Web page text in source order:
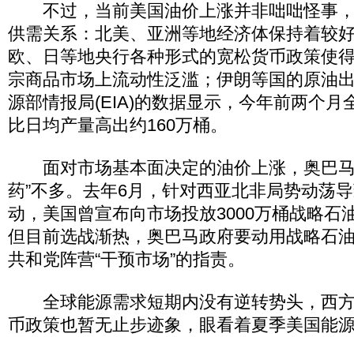
不过，当前美国油价上涨并非咄咄怪事
供需关系：北美、亚洲等地经济体保持着较
欧、日等地央行各种形式的宽松货币政策使
宗商品市场上流动性泛滥；伊朗等国的原
源部情报局(EIA)的数据显示，今年前两个月
比日均产量高出约160万桶。
面对市场基本面决定的油价上涨，奥巴马
药”不多。去年6月，针对西亚北非局势动荡
动，美国曾宣布向市场投放3000万桶战略石
但目前选战渐热，奥巴马政府要动用战略石
共和党阵营“干预市场”的指责。
全球能源需求短期内没有逆转势头，西
币政策也暂无止步迹象，眼看着夏季美国能